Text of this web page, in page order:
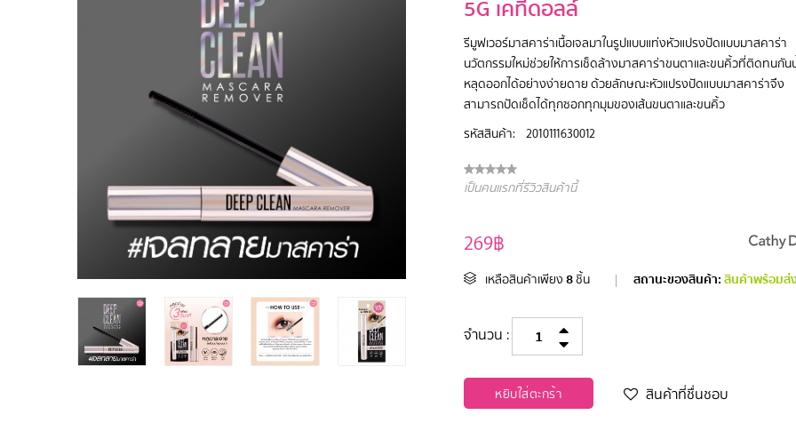
5G เคที่ดอลล์
รีมูฟเวอร์มาสคาร่าเนื้อเจลมาในรูปแบบแท่งหัวแปรงปัดแบบมาสคาร่า
นวัตกรรมใหม่ช่วยให้การเช็ดล้างมาสคาร่าขนตาและขนคิ้วที่ติดทนกัน
หลุดออกได้อย่างง่ายดาย ด้วยลักษณะหัวแปรงปัดแบบมาสคาร่าจึง
สามารถปัดเช็ดได้ทุกซอกทุกมุมของเส้นขนตาและขนคิ้ว
รหัสสินค้า:
2010111630012
เป็นคนแรกที่รีวิวสินค้านี้
269฿
เหลือสินค้าเพียง 8 ชิ้น | สถานะของสินค้า:สินค้าพร้อมส่
จำนวน :
หยิบใส่ตะกร้า สินค้าที่ชื่นชอบ